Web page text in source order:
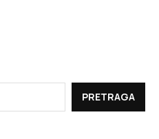
PRETRAGA